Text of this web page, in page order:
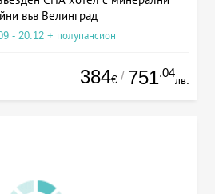
във Велинград
- 20.12 + полупансион
384€ / 751.04
лв.